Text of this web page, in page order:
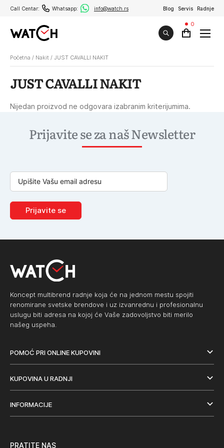
Call Centar: Whatsapp: info@watch.rs Blog Servis Radnje
0
Početna / Nakit / JUST CAVALLI NAKIT
JUST CAVALLI NAKIT
Nijedan proizvod ne odgovara izabranim kriterijumima.
Prijavite se za naš Newsletter
Prijavite se
Koncept multibrend radnje koja će na jednom mestu spojiti
renomirane svetske brendove i uz izvanrednu i profesionalnu
uslugu biti adresa na kojoj će Vaše zadovoljstvo biti merilo
našeg uspeha.
POMOĆ PRI ONLINE KUPOVINI
KUPOVINA U RADNJI
INFORMACIJE
PRATITE NAS